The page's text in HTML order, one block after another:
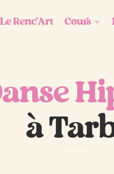
Le Renc’Art Cours
à